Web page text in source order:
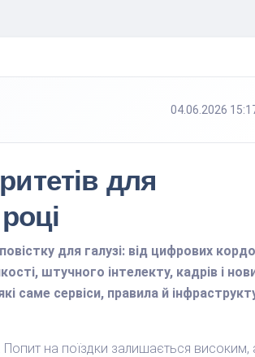
04.06.2026
для
для галузі: від цифрових
штучного інтелекту, кадрів і
саме сервіси, правила й
на поїздки залишається високим,